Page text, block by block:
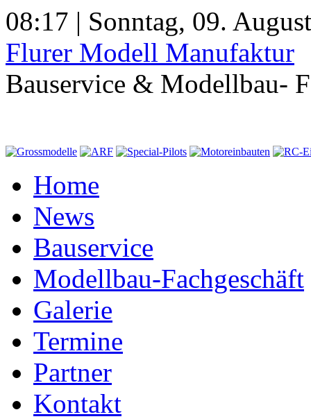
08:17 | Sonntag, 09.
Flurer Modell Manufaktur
Bauservice & Modellbau-
Home
News
Bauservice
Modellbau-Fachgeschäft
Galerie
Termine
Partner
Kontakt